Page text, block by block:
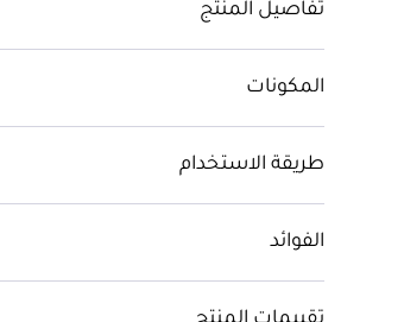
تفاصيل المنتج
المكونات
طريقة الاستخدام
الفوائد